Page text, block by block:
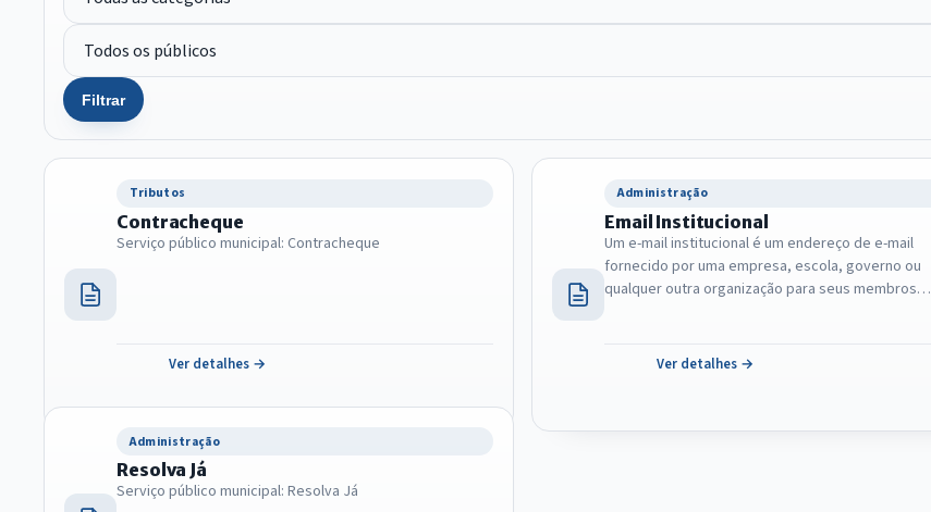
Filtrar
Tributos
Contracheque
Serviço público municipal: Contracheque
Ver detalhes →
Administração
Email Institucional
Um e-mail institucional é um endereço de e-mail
fornecido por uma empresa, escola, governo ou
qualquer outra organização para seus membros…
Ver detalhes →
Administração
Resolva Já
Serviço público municipal: Resolva Já